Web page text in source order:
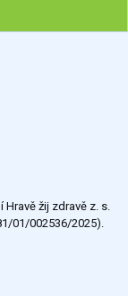
STOBu
STOBu ve
ankety
žij zdravě z. s.
01/002536/2025).